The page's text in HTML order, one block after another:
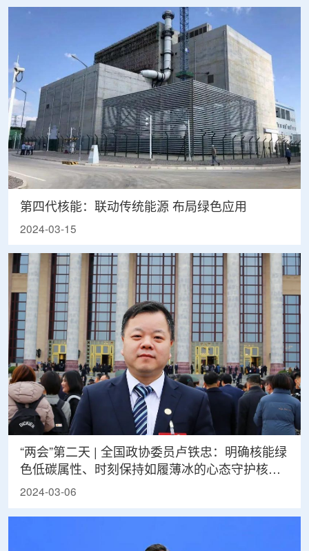
第四代核能：联动传统能源 布局绿色应用
2024-03-15
“两会”第二天 | 全国政协委员卢铁忠：明确核能绿
色低碳属性、时刻保持如履薄冰的心态守护核电
安全
2024-03-06